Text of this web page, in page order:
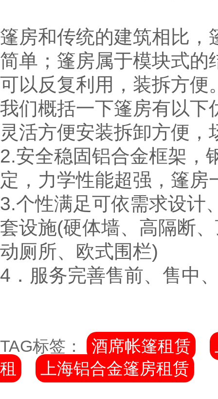
篷房和传统的建筑相比，
简单；篷房属于模块式的
可以反复利用，装拆方便
我们概括一下篷房有以下
灵活方便安装拆卸方便
2.安全稳固铝合金框架，
定，力学性能超强，篷房
3.个性满足可依需求设计
套设施(硬体墙、高隔断
动厕所、欧式围栏)
4．服务完善售前、售中
TAG标签： 酒席帐篷租赁
租
上海铝合金篷房租赁